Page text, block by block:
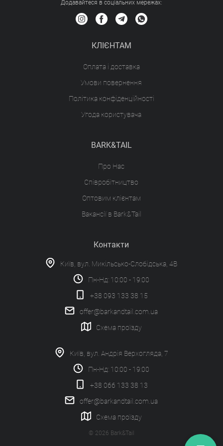
Додавайтеся в соціальних мережах:
КЛІЄНТАМ
Оплата і доставка
Умови повернення
Політика конфіденційності
Угода користувача
BARK&TAIL
Про Нас
Співробітництво
Оптовим клієнтам
Вакансії в Bark&Tail
Контакти
Київ, вул. Микільсько-Слобідська, 4В
Пн-Нд: 10:00 - 19:00
+38 093 133 38 15
offer@barkandtail.com.ua
Схема проїзду
Київ, вул. Андрія Верхогляда, 7
Пн-Нд: 10:00 - 19:00
+38 066 133 38 13
offer@barkandtail.com.ua
Схема проїзду
© 2026 Bark&Tail